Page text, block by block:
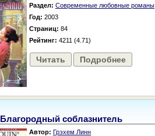
Раздел: Современные любовные романы
Год: 2003
Страниц: 84
Рейтинг: 4211 (4.71)
Читать Подробнее
Благородный соблазнитель
Автор: Грэхем Линн